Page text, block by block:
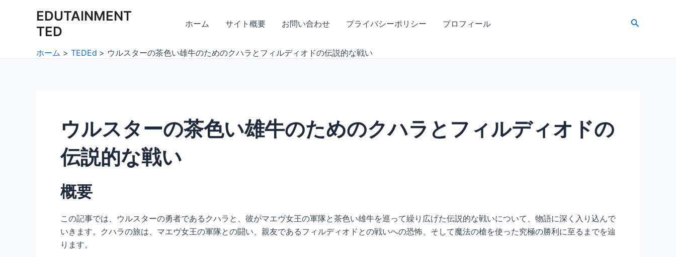
EDUTAINMENT
TED
ホーム サイト概要 お問い合わせ プライバシーポリシー プロフィール
検
ホーム TEDEd ウルスターの茶色い雄牛のためのクハラとフィルディオドの伝説的な戦い
ウルスターの茶色い雄牛のためのクハラとフィルディオドの
伝説的な戦い
概要
この記事では、ウルスターの勇者であるクハラと、彼がマエヴ女王の軍隊と茶色い雄牛を巡って繰り広げた伝説的な戦いについて、物語に深く入り込んで
いきます。クハラの旅は、マエヴ女王の軍隊との闘い、親友であるフィルディオドとの戦いへの恐怖、そして魔法の槍を使った究極の勝利に至るまでを辿
ります。
navigation